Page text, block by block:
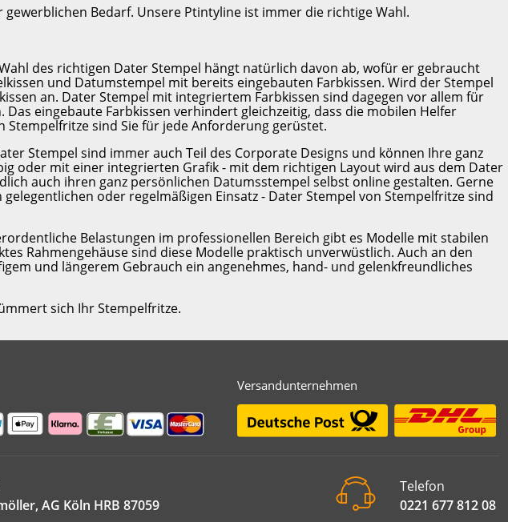
Bedarf. Unsere Ptintyline ist immer die richtige Wahl.
des richtigen Dater Stempel hängt natürlich davon ab, wofür er gebraucht
und Datumstempel mit bereits eingebauten Farbkissen. Wird der Stempel
an. Dater Stempel mit integriertem Farbkissen sind dagegen vor allem für
eingebaute Farbkissen verhindert gleichzeitig, dass die mobilen Helfer
sind Sie für jede Anforderung gerüstet.
Stempel sind immer auch Teil des Corporate Designs und können Ihre ganz
oder mit einer integrierten Grafik - mit dem richtigen Layout wird aus dem Dater
auch ihren ganz persönlichen Datumsstempel selbst online gestalten. Gerne
oder regelmäßigen Einsatz - Dater Stempel von Stempelfritze sind
Belastungen im professionellen Bereich gibt es Modelle mit stabilen
Rahmengehäuse sind diese Modelle praktisch unverwüstlich. Auch an den
und längerem Gebrauch ein angenehmes, hand- und gelenkfreundliches
sich Ihr Stempelfritze.
Versandunternehmen
AG Köln HRB 87059
Telefon
0221 677 812 08